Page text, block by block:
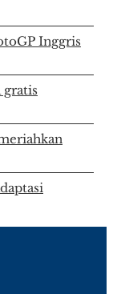
Inggris
gratis